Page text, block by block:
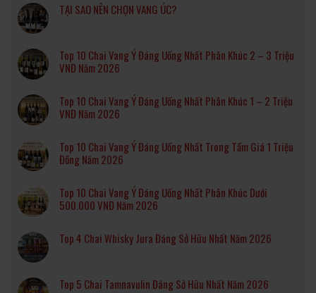
TẠI SAO NÊN CHỌN VANG ÚC?
Top 10 Chai Vang Ý Đáng Uống Nhất Phân Khúc 2 – 3 Triệu
VNĐ Năm 2026
Top 10 Chai Vang Ý Đáng Uống Nhất Phân Khúc 1 – 2 Triệu
VNĐ Năm 2026
Top 10 Chai Vang Ý Đáng Uống Nhất Trong Tầm Giá 1 Triệu
Đồng Năm 2026
Top 10 Chai Vang Ý Đáng Uống Nhất Phân Khúc Dưới
500.000 VNĐ Năm 2026
Top 4 Chai Whisky Jura Đáng Sở Hữu Nhất Năm 2026
Top 5 Chai Tamnavulin Đáng Sở Hữu Nhất Năm 2026